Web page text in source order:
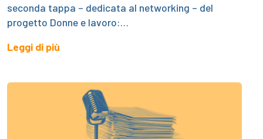
seconda tappa – dedicata al networking – del
progetto Donne e lavoro:…
Leggi di più